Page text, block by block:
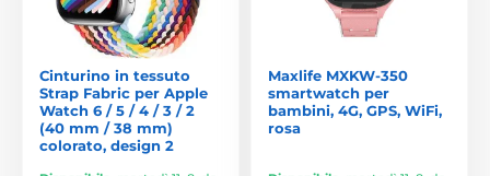
Cinturino in tessuto
Strap Fabric per Apple
Watch 6 / 5 / 4 / 3 / 2
(40 mm / 38 mm)
colorato, design 2
Maxlife MXKW-350
smartwatch per
bambini, 4G, GPS, WiFi,
rosa